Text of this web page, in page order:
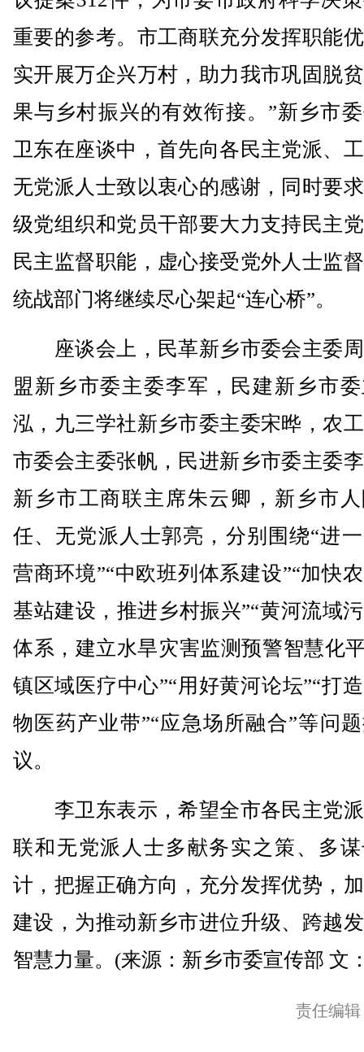
重要的参考。市工商联充分发挥职能
实开展万企兴万村，助力我市巩固脱
果与乡村振兴的有效衔接。”新乡市
卫东在座谈中，首先向各民主党派、
无党派人士致以衷心的感谢，同时要
级党组织和党员干部要大力支持民主
民主监督职能，虚心接受党外人士监
统战部门将继续尽心架起“连心桥”。
座谈会上，民革新乡市委会主委
盟新乡市委主委李军，民建新乡市
泓，九三学社新乡市委主委宋晔，农
市委会主委张帆，民进新乡市委主委
新乡市工商联主席朱云卿，新乡市
任、无党派人士郭亮，分别围绕“进
营商环境”“中欧班列体系建设”“加快
基站建设，推进乡村振兴”“黄河流域
体系，建立水旱灾害监测预警智慧化
镇区域医疗中心”“用好黄河论坛”“打
物医药产业带”“应急场所融合”等问
议。
李卫东表示，希望全市各民主党
联和无党派人士多献务实之策、多
计，把握正确方向，充分发挥优势，
建设，为推动新乡市进位升级、跨越
智慧力量。(来源：新乡市委宣传部 文
责任编